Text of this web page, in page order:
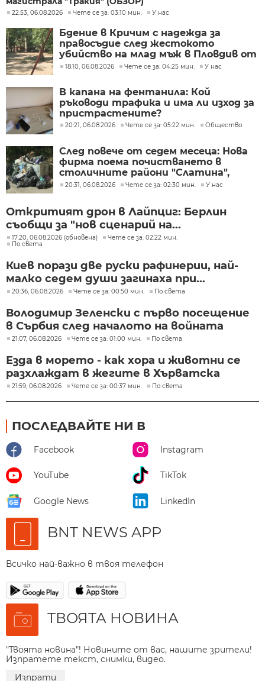
22:53, 06.08.2026 Чете се за: 03:10 мин. У нас
Бдение в Кричим с надежда за
правосъдие след жестокото
убийство на млад мъж в Пловдив от
тийнейджъри
18:10, 06.08.2026 Чете се за: 04:25 мин. У нас
В капана на фентанила: Кой
ръководи трафика и има ли изход за
пристрастените?
20:21, 06.08.2026 Чете се за: 05:22 мин. Общество
След повече от седем месеца: Нова
фирма поема почистването в
столичните райони "Слатина",
"Подуяне" и "Изгрев"
20:31, 06.08.2026 Чете се за: 02:30 мин. У нас
Откритият дрон в Лайпциг: Берлин
съобщи за "нов сценарий на...
17:20, 06.08.2026 (обновена)
Чете се за: 02:22 мин.
По света
Киев порази две руски рафинерии, най-
малко седем души загинаха при...
20:36, 06.08.2026 Чете се за: 00:50 мин. По света
Володимир Зеленски с първо посещение
в Сърбия след началото на войната
21:07, 06.08.2026 Чете се за: 01:00 мин. По света
Езда в морето - как хора и животни се
разхлаждат в жегите в Хърватска
21:59, 06.08.2026 Чете се за: 00:37 мин. По света
ПОСЛЕДВАЙТЕ НИ В
Facebook Instagram
YouTube TikTok
Google News LinkedIn
BNT NEWS APP
Всичко най-важно в твоя телефон
ТВОЯТА НОВИНА
"Твоята новина"! Новините от вас, нашите зрители!
Изпратете текст, снимки, видео.
Изпрати